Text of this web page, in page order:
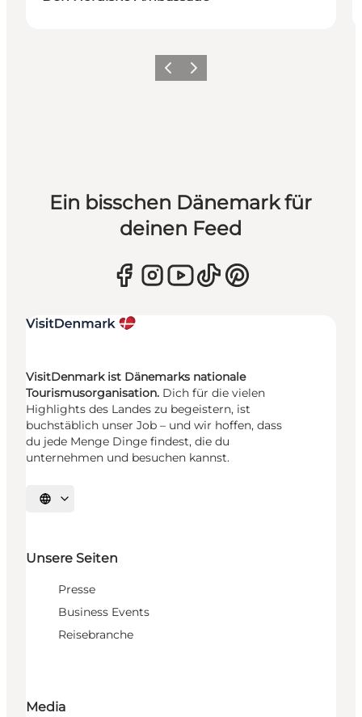
ZurückWeiter
Ein bisschen Dänemark für
deinen Feed
VisitDenmark ist Dänemarks nationale
Tourismusorganisation. Dich für die vielen
Highlights des Landes zu begeistern, ist
buchstäblich unser Job – und wir hoffen, dass
du jede Menge Dinge findest, die du
unternehmen und besuchen kannst.
Sprache auswählen
Unsere Seiten
Presse
Business Events
Reisebranche
Media